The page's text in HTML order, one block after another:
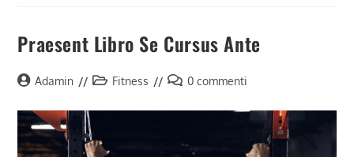
Praesent Libro Se Cursus Ante
AutoreAdamin
Categoria
Fitness
Commenti
0 commenti